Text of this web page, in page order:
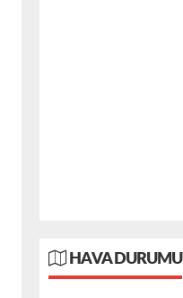
HAVA DURUMU